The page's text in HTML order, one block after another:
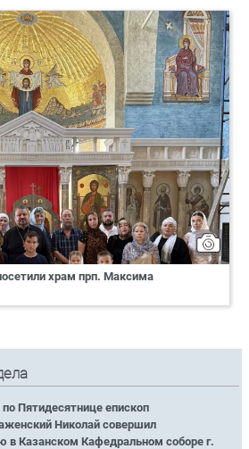
храм прп. Максима
Пятидесятнице епископ
Николай совершил
в Казанском Кафедральном соборе г.